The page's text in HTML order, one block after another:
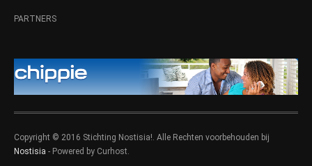
PARTNERS
Copyright © 2016 Stichting Nostisia!. Alle Rechten voorbehouden bij
Nostisia - Powered by Curhost.